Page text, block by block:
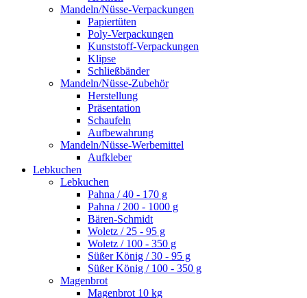
Mandeln/Nüsse-Verpackungen
Papiertüten
Poly-Verpackungen
Kunststoff-Verpackungen
Klipse
Schließbänder
Mandeln/Nüsse-Zubehör
Herstellung
Präsentation
Schaufeln
Aufbewahrung
Mandeln/Nüsse-Werbemittel
Aufkleber
Lebkuchen
Lebkuchen
Pahna / 40 - 170 g
Pahna / 200 - 1000 g
Bären-Schmidt
Woletz / 25 - 95 g
Woletz / 100 - 350 g
Süßer König / 30 - 95 g
Süßer König / 100 - 350 g
Magenbrot
Magenbrot 10 kg